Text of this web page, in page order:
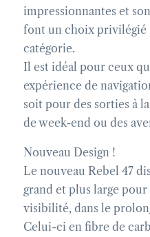
impressionnantes et
font un choix privilégié
catégorie.
Il est idéal pour ceux
expérience de
soit pour des sorties à
de week-end ou des
Nouveau Design !
Le nouveau Rebel 47
grand et plus large
visibilité, dans le
Celui-ci en fibre de